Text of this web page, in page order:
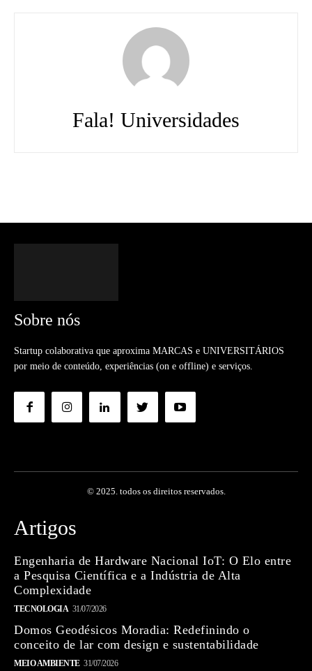
Fala! Universidades
Sobre nós
Startup colaborativa que aproxima MARCAS e UNIVERSITÁRIOS
por meio de conteúdo, experiências (on e offline) e serviços.
© 2025. todos os direitos reservados.
Artigos
Engenharia de Hardware Nacional IoT: O Elo entre
a Pesquisa Científica e a Indústria de Alta
Complexidade
TECNOLOGIA 31/07/2026
Domos Geodésicos Moradia: Redefinindo o
conceito de lar com design e sustentabilidade
MEIO AMBIENTE 31/07/2026